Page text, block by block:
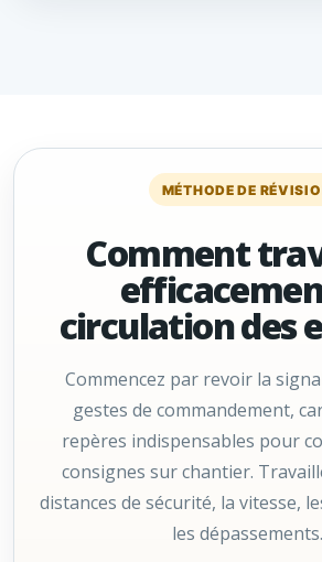
MÉTHODE DE
Comment
circulation des
Commencez par revoir la
gestes de commandement,
repères indispensables pour
consignes sur chantier.
distances de sécurité, la vitesse,
les dépassements.